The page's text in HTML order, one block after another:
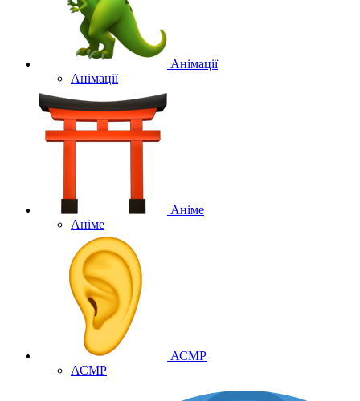
Анімації
Анімації
Аніме
Аніме
АСМР
АСМР